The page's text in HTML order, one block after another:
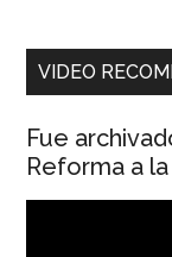
VIDEO
Fue
Reforma a